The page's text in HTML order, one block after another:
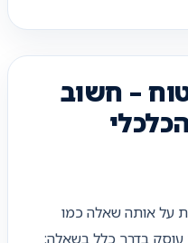
– חשוב
על אותה שאלה כמו
עוסק בדרך כלל בשאלה: